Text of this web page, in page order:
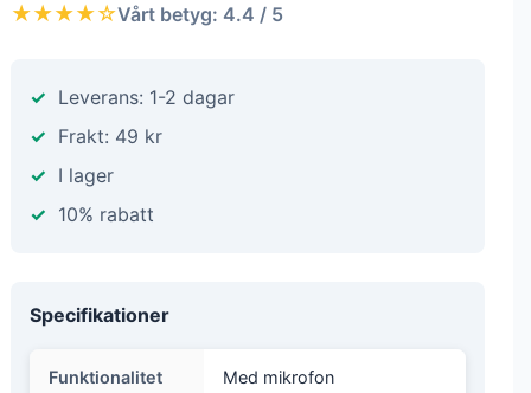
★★★★☆Vårt betyg: 4.4 / 5
Leverans: 1-2 dagar
Frakt: 49 kr
I lager
10% rabatt
Specifikationer
Funktionalitet Med mikrofon